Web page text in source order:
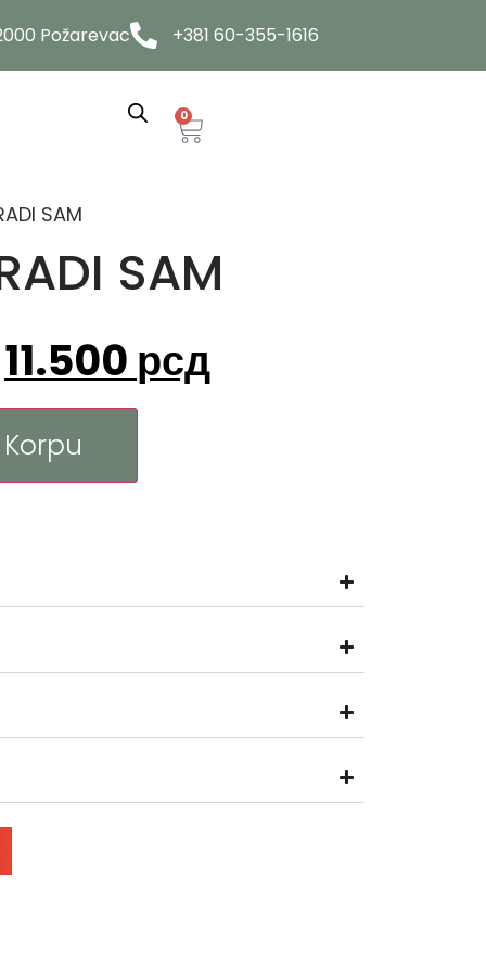
Požarevac +381 60-355-1616
0
SAM
SAM
11.500 рсд